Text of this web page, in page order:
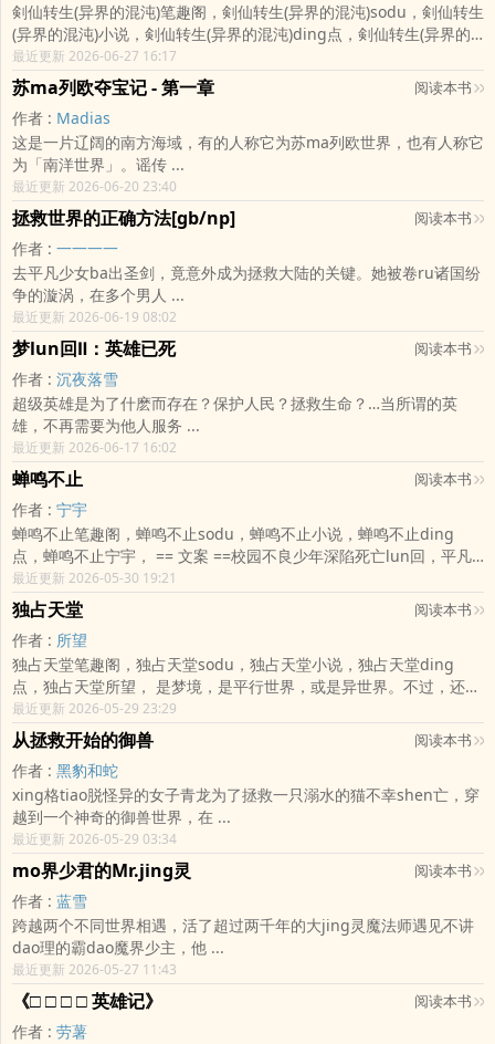
剣仙转生(异界的混沌)笔趣阁，剣仙转生(异界的混沌)sodu，剣仙转生
(异界的混沌)小说，剣仙转生(异界的混沌)ding点，剣仙转生(异界的
混沌)悠幻辰，掌guan异界与世界的混沌，千万年来都一直存在，不
guan是人类或甚至神跟魔族都畏惧着它过。 ...
最近更新 2026-06-27 16:17
苏ma列欧夺宝记 - 第一章 阅读本书
作者 : Madias
这是一片辽阔的南方海域，有的人称它为苏ma列欧世界，也有人称它
为「南洋世界」。谣传 ...
最近更新 2026-06-20 23:40
拯救世界的正确方法[gb/np] 阅读本书
作者 : 一一一一
去平凡少女ba出圣剑，竟意外成为拯救大陆的关键。她被卷ru诸国纷
争的漩涡，在多个男人 ...
最近更新 2026-06-19 08:02
梦lun回Ⅱ：英雄已死 阅读本书
作者 : 沉夜落雪
超级英雄是为了什麽而存在？保护人民？拯救生命？…当所谓的英
雄，不再需要为他人服务 ...
最近更新 2026-06-17 16:02
蝉鸣不止 阅读本书
作者 : 宁宇
蝉鸣不止笔趣阁，蝉鸣不止sodu，蝉鸣不止小说，蝉鸣不止ding
点，蝉鸣不止宁宇， == 文案 ==校园不良少年深陷死亡lun回，平凡
的我和他绑定命运。每当他离奇死亡， ...
最近更新 2026-05-30 19:21
独占天堂 阅读本书
作者 : 所望
独占天堂笔趣阁，独占天堂sodu，独占天堂小说，独占天堂ding
点，独占天堂所望， 是梦境，是平行世界，或是异世界。不过，还活
着。---在烈ri下闭上双眼，在地牢中睁 ...
最近更新 2026-05-29 23:29
从拯救开始的御兽 阅读本书
作者 : 黑豹和蛇
xing格tiao脱怪异的女子青龙为了拯救一只溺水的猫不幸shen亡，穿
越到一个神奇的御兽世界，在 ...
最近更新 2026-05-29 03:34
mo界少君的Mr.jing灵 阅读本书
作者 : 蓝雪
跨越两个不同世界相遇，活了超过两千年的大jing灵魔法师遇见不讲
dao理的霸dao魔界少主，他 ...
最近更新 2026-05-27 11:43
《□ □ □ □ 英雄记》 阅读本书
作者 : 劳薯